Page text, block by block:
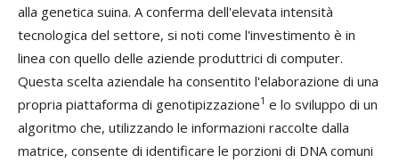
alla genetica suina. A conferma dell'elevata intensità
tecnologica del settore, si noti come l'investimento è in
linea con quello delle aziende produttrici di computer.
Questa scelta aziendale ha consentito l'elaborazione di una
propria piattaforma di genotipizzazione1 e lo sviluppo di un
algoritmo che, utilizzando le informazioni raccolte dalla
matrice, consente di identificare le porzioni di DNA comuni